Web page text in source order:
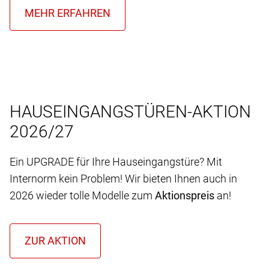
HAUSEINGANGSTÜREN-AKTION
2026/27
Ein UPGRADE für Ihre Hauseingangstüre? Mit
Internorm kein Problem! Wir bieten Ihnen auch in
2026 wieder tolle Modelle zum Aktionspreis an!